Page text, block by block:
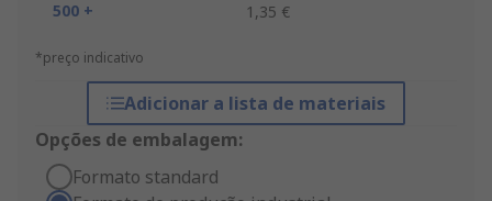
500 +
1,35 €
*preço indicativo
Adicionar a lista de materiais
Opções de embalagem:
Formato standard